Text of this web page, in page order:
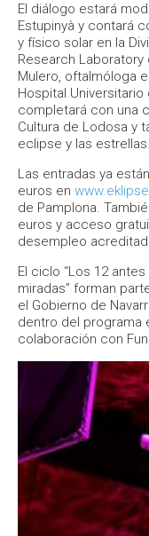
El diálogo estará
Estupinyà y contará
y físico solar en la
Research Laboratory
Mulero, oftalmóloga
Hospital
completará con una
Cultura de Lodosa y
eclipse y las estrellas.
Las entradas ya
euros en
de Pamplona.
euros y acceso
desempleo
El ciclo “Los 12
miradas” forman
el Gobierno de
dentro del programa
colaboración con